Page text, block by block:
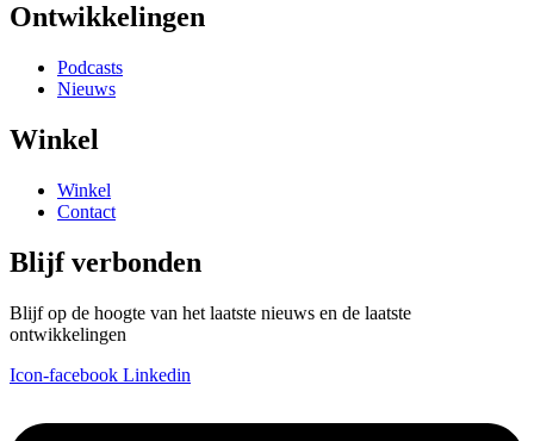
Ontwikkelingen
Podcasts
Nieuws
Winkel
Winkel
Contact
Blijf verbonden
Blijf op de hoogte van het laatste nieuws en de laatste
ontwikkelingen
Icon-facebook Linkedin